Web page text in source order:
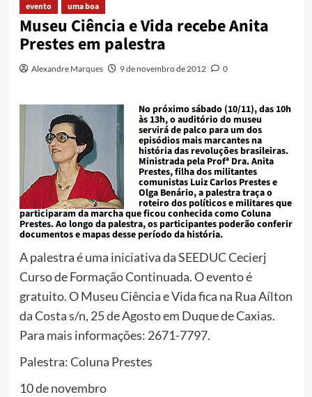
evento uma boa
Museu Ciência e Vida recebe Anita
Prestes em palestra
Alexandre Marques 9 de novembro de 2012 0
No próximo sábado (10/11), das 10h
às 13h, o auditório do museu
servirá de palco para um dos
episódios mais marcantes na
história das revoluções brasileiras.
Ministrada pela Profª Dra. Anita
Prestes, filha dos militantes
comunistas Luiz Carlos Prestes e
Olga Benário, a palestra traça o
roteiro dos políticos e militares que
participaram da marcha que ficou conhecida como Coluna
Prestes. Ao longo da palestra, os participantes poderão conferir
documentos e mapas desse período da história.
A palestra é uma iniciativa da SEEDUC Cecierj
Curso de Formação Continuada. O evento é
gratuito. O Museu Ciência e Vida fica na Rua Aílton
da Costa s/n, 25 de Agosto em Duque de Caxias.
Para mais informações: 2671-7797.
Palestra: Coluna Prestes
10 de novembro